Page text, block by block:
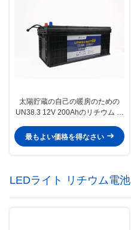
太陽貯蔵の自己の暖房のための
UN38.3 12V 200Ahのリチウム イ
最もよい価格を得なさい
LEDライト リチウム電池